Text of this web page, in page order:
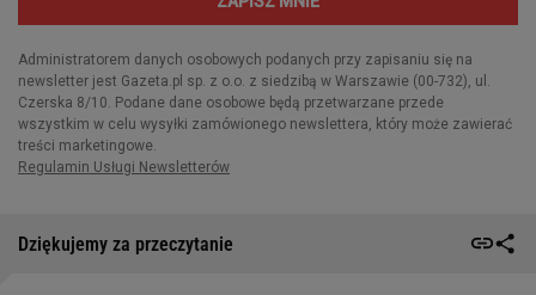
Dziękujemy za przeczytanie